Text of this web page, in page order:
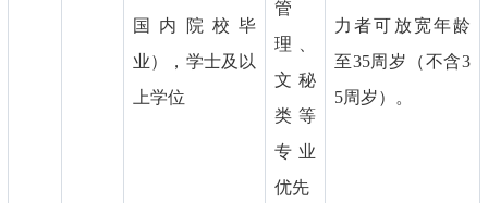
国内院校毕
业），学士及以
上学位
管
理、
文秘
类等
专业
优先
力者可放宽年龄
至35周岁（不含3
5周岁）。